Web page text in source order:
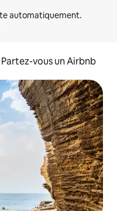
Partez-vous un Airbnb